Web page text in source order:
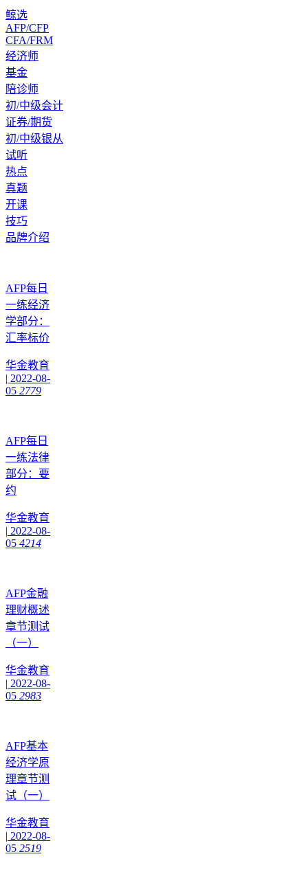
鲸选
AFP/CFP
CFA/FRM
经济师
基金
陪诊师
初/中级会计
证券/期货
初/中级银从
试听
热点
真题
开课
技巧
品牌介绍
AFP每日
一练经济
学部分：
汇率标价
华金教育
| 2022-08-
05 2779
AFP每日
一练法律
部分：要
约
华金教育
| 2022-08-
05 4214
​AFP金融
理财概述
章节测试
（一）
华金教育
| 2022-08-
05 2983
AFP基本
经济学原
理章节测
试（一）
华金教育
| 2022-08-
05 2519